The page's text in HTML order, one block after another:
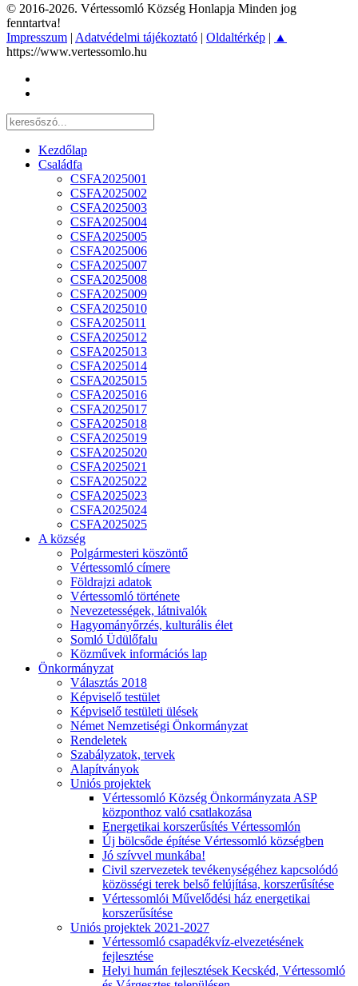
© 2016-2026. Vértessomló Község Honlapja Minden jog
fenntartva!
Impresszum | Adatvédelmi tájékoztató | Oldaltérkép | ▲
https://www.vertessomlo.hu
Kezdőlap
Családfa
CSFA2025001
CSFA2025002
CSFA2025003
CSFA2025004
CSFA2025005
CSFA2025006
CSFA2025007
CSFA2025008
CSFA2025009
CSFA2025010
CSFA2025011
CSFA2025012
CSFA2025013
CSFA2025014
CSFA2025015
CSFA2025016
CSFA2025017
CSFA2025018
CSFA2025019
CSFA2025020
CSFA2025021
CSFA2025022
CSFA2025023
CSFA2025024
CSFA2025025
A község
Polgármesteri köszöntő
Vértessomló címere
Földrajzi adatok
Vértessomló története
Nevezetességek, látnivalók
Hagyományőrzés, kulturális élet
Somló Üdülőfalu
Közművek információs lap
Önkormányzat
Választás 2018
Képviselő testület
Képviselő testületi ülések
Német Nemzetiségi Önkormányzat
Rendeletek
Szabályzatok, tervek
Alapítványok
Uniós projektek
Vértessomló Község Önkormányzata ASP
központhoz való csatlakozása
Energetikai korszerűsítés Vértessomlón
Új bölcsőde építése Vértessomló községben
Jó szívvel munkába!
Civil szervezetek tevékenységéhez kapcsolódó
közösségi terek belső felújítása, korszerűsítése
Vértessomlói Művelődési ház energetikai
korszerűsítése
Uniós projektek 2021-2027
Vértessomló csapadékvíz-elvezetésének
fejlesztése
Helyi humán fejlesztések Kecskéd, Vértessomló